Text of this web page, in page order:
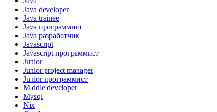
Java developer
Java trainee
Java программист
Java разработчик
Javascript
Javascript программист
Junior
Junior project manager
Junior программист
Middle developer
Mysql
Nix